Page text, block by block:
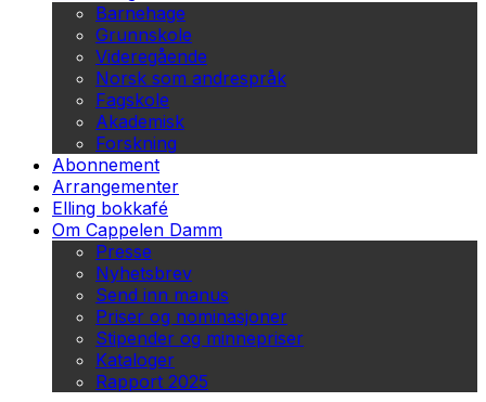
Barnehage
Grunnskole
Videregående
Norsk som andrespråk
Fagskole
Akademisk
Forskning
Abonnement
Arrangementer
Elling bokkafé
Om Cappelen Damm
Presse
Nyhetsbrev
Send inn manus
Priser og nominasjoner
Stipender og minnepriser
Kataloger
Rapport 2025